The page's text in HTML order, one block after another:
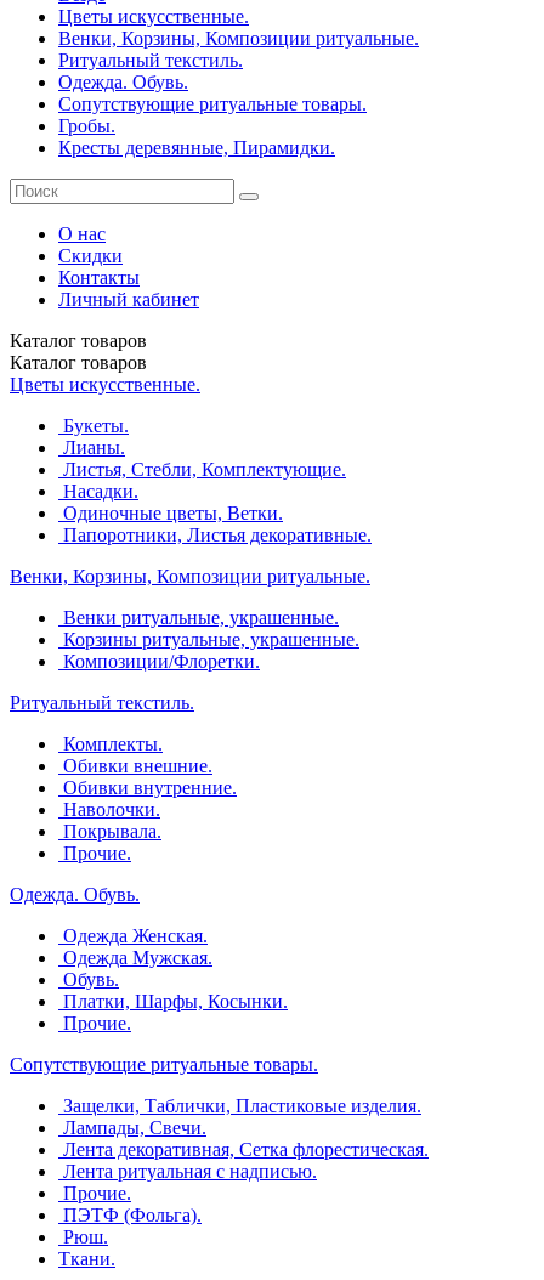
Цветы искусственные.
Венки, Корзины, Композиции ритуальные.
Ритуальный текстиль.
Одежда. Обувь.
Сопутствующие ритуальные товары.
Гробы.
Кресты деревянные, Пирамидки.
О нас
Скидки
Контакты
Личный кабинет
Каталог товаров
Каталог товаров
Цветы искусственные.
Букеты.
Лианы.
Листья, Стебли, Комплектующие.
Насадки.
Одиночные цветы, Ветки.
Папоротники, Листья декоративные.
Венки, Корзины, Композиции ритуальные.
Венки ритуальные, украшенные.
Корзины ритуальные, украшенные.
Композиции/Флоретки.
Ритуальный текстиль.
Комплекты.
Обивки внешние.
Обивки внутренние.
Наволочки.
Покрывала.
Прочие.
Одежда. Обувь.
Одежда Женская.
Одежда Мужская.
Обувь.
Платки, Шарфы, Косынки.
Прочие.
Сопутствующие ритуальные товары.
Защелки, Таблички, Пластиковые изделия.
Лампады, Свечи.
Лента декоративная, Сетка флорестическая.
Лента ритуальная с надписью.
Прочие.
ПЭТФ (Фольга).
Рюш.
Ткани.